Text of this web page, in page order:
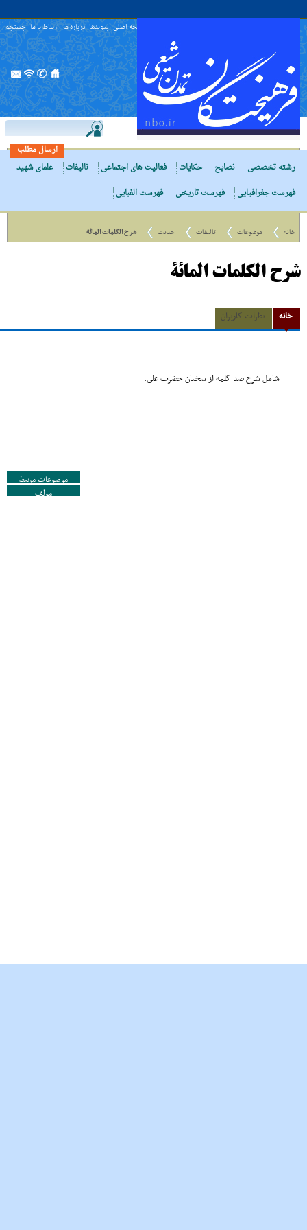
صفحه اصلی پیوندها درباره ما ارتباط با ما جستجو
ارسال مطلب
رشته تخصصی
نصایح حکایات فعالیت های اجتماعی تالیفات
علمای شهید
فهرست جغرافیایی
فهرست تاریخی فهرست الفبایی
خانه موضوعات تالیفات حدیث شرح الکلمات المائة
شرح الکلمات المائة
خانه نظرات کاربران
شامل شرح صد کلمه از سخنان حضرت على.
موضوعات مرتبط
مولف